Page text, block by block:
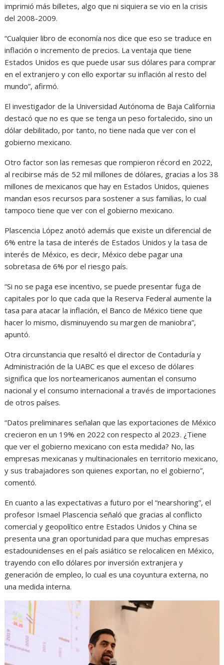
imprimió más billetes, algo que ni siquiera se vio en la crisis
del 2008-2009.
“Cualquier libro de economía nos dice que eso se traduce en
inflación o incremento de precios. La ventaja que tiene
Estados Unidos es que puede usar sus dólares para comprar
en el extranjero y con ello exportar su inflación al resto del
mundo”, afirmó.
El investigador de la Universidad Autónoma de Baja California
destacó que no es que se tenga un peso fortalecido, sino un
dólar debilitado, por tanto, no tiene nada que ver con el
gobierno mexicano.
Otro factor son las remesas que rompieron récord en 2022,
al recibirse más de 52 mil millones de dólares, gracias a los 38
millones de mexicanos que hay en Estados Unidos, quienes
mandan esos recursos para sostener a sus familias, lo cual
tampoco tiene que ver con el gobierno mexicano.
Plascencia López anotó además que existe un diferencial de
6% entre la tasa de interés de Estados Unidos y la tasa de
interés de México, es decir, México debe pagar una
sobretasa de 6% por el riesgo país.
“Si no se paga ese incentivo, se puede presentar fuga de
capitales por lo que cada que la Reserva Federal aumente la
tasa para atacar la inflación, el Banco de México tiene que
hacer lo mismo, disminuyendo su margen de maniobra”,
apuntó.
Otra circunstancia que resaltó el director de Contaduría y
Administración de la UABC es que el exceso de dólares
significa que los norteamericanos aumentan el consumo
nacional y el consumo internacional a través de importaciones
de otros países.
“Datos preliminares señalan que las exportaciones de México
crecieron en un 19% en 2022 con respecto al 2023. ¿Tiene
que ver el gobierno mexicano con esta medida? No, las
empresas mexicanas y multinacionales en territorio mexicano,
y sus trabajadores son quienes exportan, no el gobierno”,
comentó.
En cuanto a las expectativas a futuro por el “nearshoring”, el
profesor Ismael Plascencia señaló que gracias al conflicto
comercial y geopolítico entre Estados Unidos y China se
presenta una gran oportunidad para que muchas empresas
estadounidenses en el país asiático se relocalicen en México,
trayendo con ello dólares por inversión extranjera y
generación de empleo, lo cual es una coyuntura externa, no
una medida interna.